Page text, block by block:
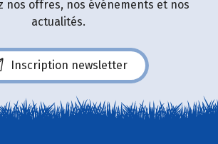
nos offres, nos événements et nos
actualités.
Inscription newsletter